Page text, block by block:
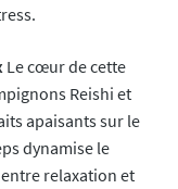
Le cœur de cette
Reishi et
apaisants sur le
dynamise le
relaxation et